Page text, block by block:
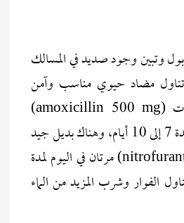
وتبين وجود صديد في المسالك
تناول مضاد حيوي مناسب وآمن
للحمل، مثل كبسولات (amoxicillin 500 mg)
ثلاث مرات في اليوم لمدة 7 إلى 10 أيام، وهناك بديل جيد
وهو (nitrofurantion 100 mg) مرتان في اليوم لمدة
الفوار وشرب المزيد من الماء